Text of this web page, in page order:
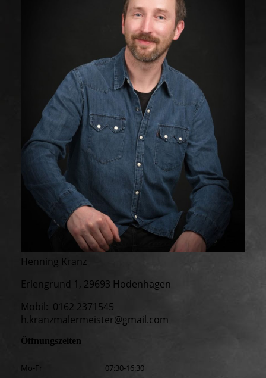
Henning Kranz
Erlengrund 1, 29693 Hodenhagen
Mobil: 0162 2371545
h.kranzmalermeister@gmail.com
Öffnungszeiten
Mo-Fr
07:30-16:30